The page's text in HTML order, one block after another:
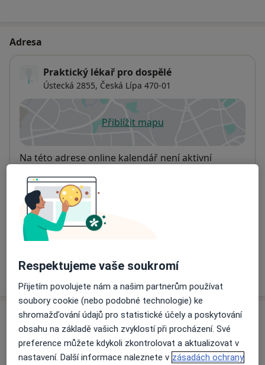
Adresa
Praktický lékař pro dospělé
Ústecká 2855, Česká Lípa 470-01
Přiblížit mapuse otevře v nové záložce
Dostupnost
Na této adrese online kalendář není aktivní
Co mám v takové situaci udělat?
Způsoby platby (soukromé návštěvy)
Na teto adrese lékař přijímá pacienty na pojišťovnu
Detaily
Více
Názory
Přidejte svůj názor
Respektujeme vaše soukromí
Přijetím povolujete nám a našim partnerům používat
soubory cookie (nebo podobné technologie) ke
shromažďování údajů pro statistické účely a poskytování
obsahu na základě vašich zvyklostí při procházení. Své
preference můžete kdykoli zkontrolovat a aktualizovat v
nastavení. Další informace naleznete v zásadách ochrany